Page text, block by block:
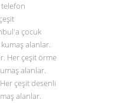
telefon
çocuk
alanlar.
Her çeşit örme
alanlar.
çeşit desenli
alanlar.